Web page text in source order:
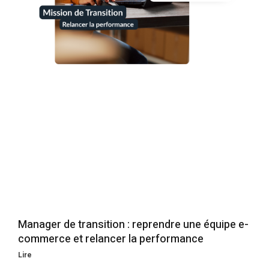
Manager de transition : reprendre une équipe e-
commerce et relancer la performance
Lire